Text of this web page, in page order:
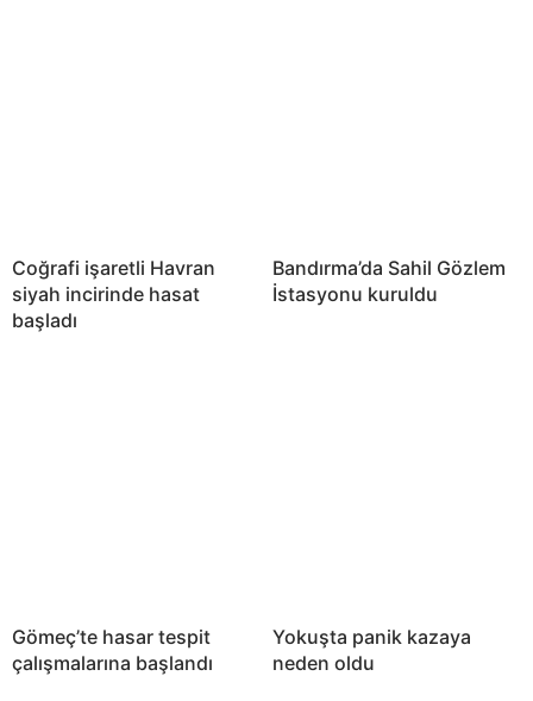
Coğrafi işaretli Havran
siyah incirinde hasat
başladı
Bandırma’da Sahil Gözlem
İstasyonu kuruldu
Gömeç’te hasar tespit
çalışmalarına başlandı
Yokuşta panik kazaya
neden oldu